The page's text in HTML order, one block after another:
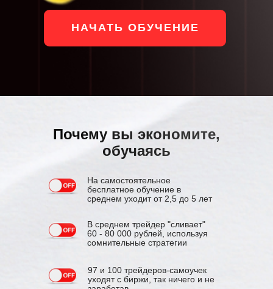
НАЧАТЬ ОБУЧЕНИЕ
Почему вы экономите,
обучаясь
На самостоятельное
бесплатное обучение в
среднем уходит от 2,5 до 5 лет
В среднем трейдер "сливает"
60 - 80 000 рублей, используя
сомнительные стратегии
97 и 100 трейдеров-самоучек
уходят с биржи, так ничего и не